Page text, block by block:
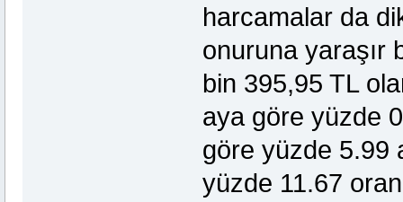
harcamalar da
onuruna yaraşır
bin 395,95 TL
aya göre yüzde
göre yüzde 5.99
yüzde